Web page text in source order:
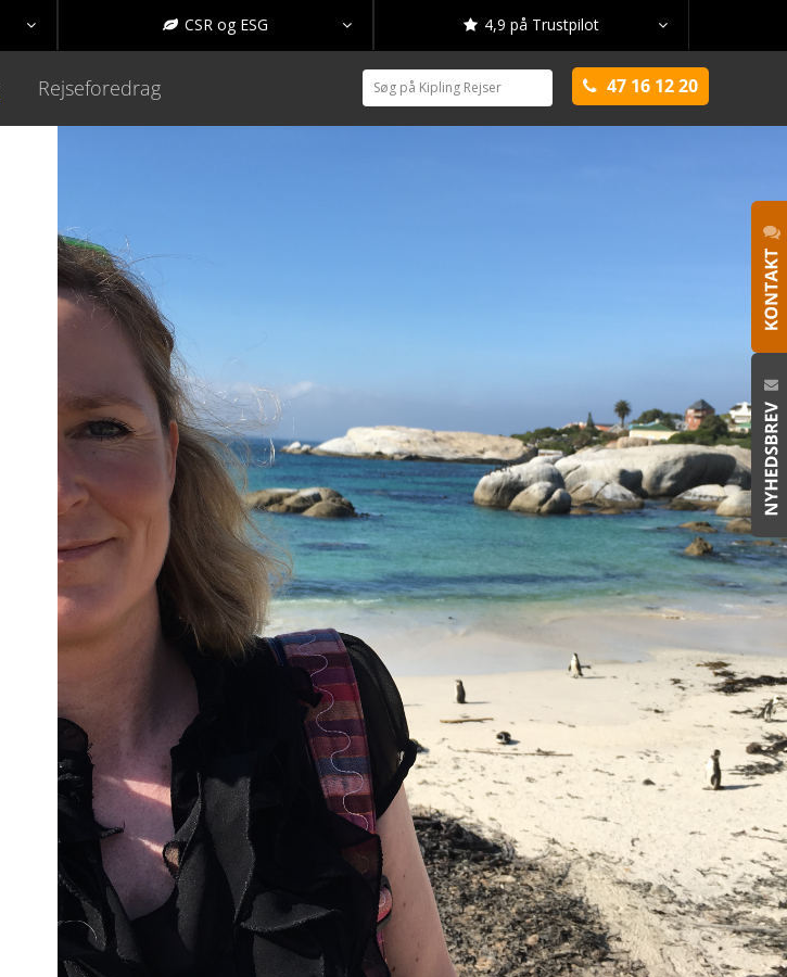
  CSR og ESG   4,9 på Trustpilot 
Rejseforedrag  47 16 12 20